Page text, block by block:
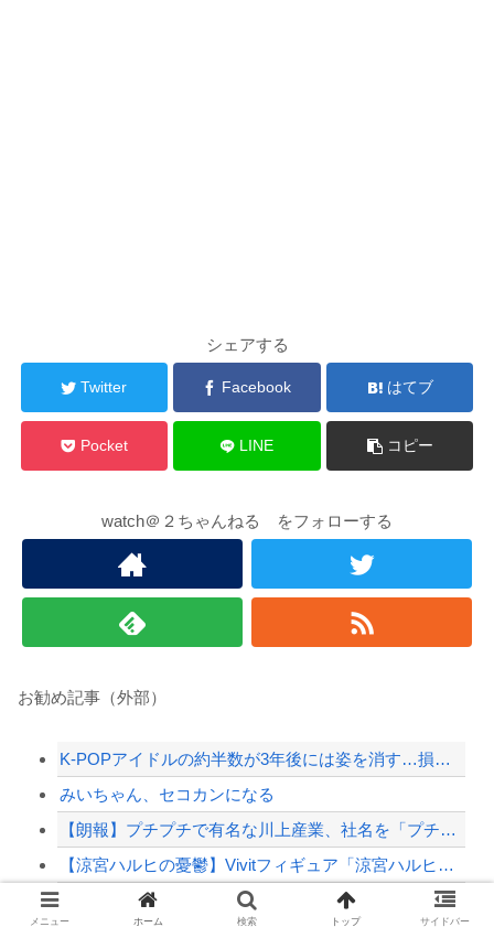
シェアする
Twitter Facebook はてブ
Pocket LINE コピー
watch＠２ちゃんねる をフォローする
お勧め記事（外部）
K-POPアイドルの約半数が3年後には姿を消す…損益分岐点突破は4％未満
みいちゃん、セコカンになる
【朗報】プチプチで有名な川上産業、社名を「プチプチ株式会社」に変更ｗｗｗｗｗ
【涼宮ハルヒの憂鬱】Vivitフィギュア「涼宮ハルヒ」プライズフィギュア【彩色原型公...
【画像】 16歳でこのお◯ぱいはいかんでしょｗｗｗwｗｗｗｗｗｗｗｗ❤
メニュー ホーム 検索 トップ サイドバー